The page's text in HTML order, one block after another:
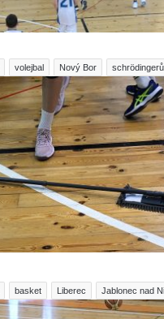
volejbal Nový Bor
basket Liberec Jablonec nad